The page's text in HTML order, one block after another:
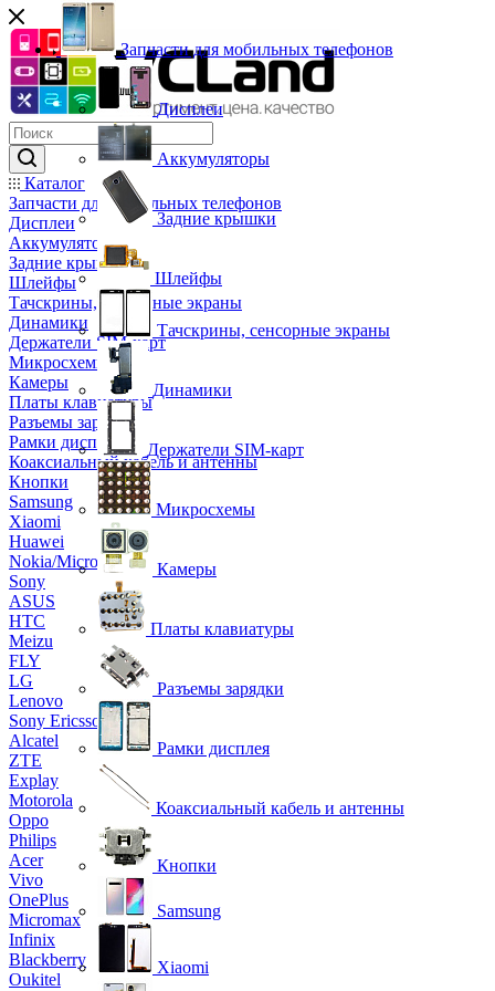
Каталог
Запчасти для мобильных телефонов
Дисплеи
Аккумуляторы
Задние крышки
Шлейфы
Тачскрины, сенсорные экраны
Динамики
Держатели SIM-карт
Микросхемы
Камеры
Платы клавиатуры
Разъемы зарядки
Рамки дисплея
Коаксиальный кабель и антенны
Кнопки
Samsung
Xiaomi
Huawei
Nokia/Microsoft
Sony
ASUS
HTC
Meizu
FLY
LG
Lenovo
Sony Ericsson
Alcatel
ZTE
Explay
Motorola
Oppo
Philips
Acer
Vivo
OnePlus
Micromax
Infinix
Blackberry
Oukitel
Запчасти для мобильных телефонов
Дисплеи
Аккумуляторы
Задние крышки
Шлейфы
Тачскрины, сенсорные экраны
Динамики
Держатели SIM-карт
Микросхемы
Камеры
Платы клавиатуры
Разъемы зарядки
Рамки дисплея
Коаксиальный кабель и антенны
Кнопки
Samsung
Xiaomi